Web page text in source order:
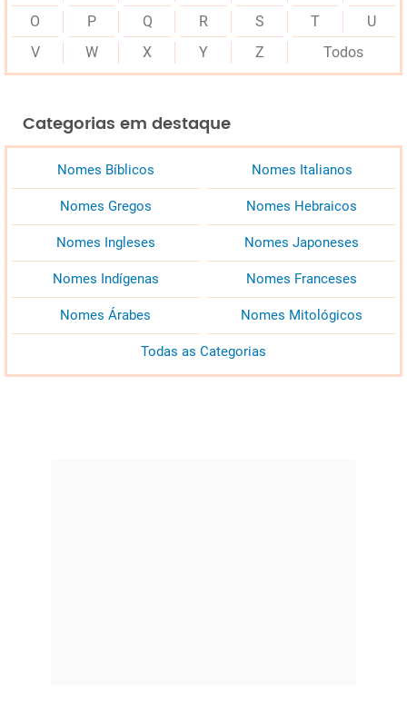
O
P Q R S T
U
V
W X Y Z Todos
Categorias em destaque
Nomes Bíblicos Nomes Italianos
Nomes Gregos Nomes Hebraicos
Nomes Ingleses Nomes Japoneses
Nomes Indígenas Nomes Franceses
Nomes Árabes Nomes Mitológicos
Todas as Categorias